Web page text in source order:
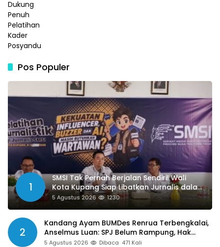
Pos Populer
1
SMSI Tak Pernah Berjalan Sendiri! Wali
Kota Kupang Siap Libatkan Jurnalis dalam
Publikasi Program Pemkot
5 Agustus 2026 1230
2
Kandang Ayam BUMDes Renrua Terbengkalai,
Anselmus Luan: SPJ Belum Rampung, Hak
Aparat Desa Sejak Januari Belum Dibayar
5 Agustus 2026 Dibaca 471 Kali